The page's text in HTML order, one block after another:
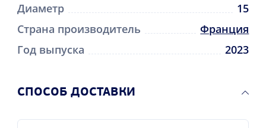
Диаметр
15
Страна производитель
Франция
Год выпуска
2023
CПОСОБ ДОСТАВКИ